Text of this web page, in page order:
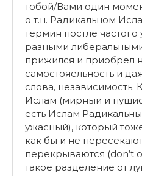
тобой/Вами один
о т.н. Радикальном
термин постле частого
разными
прижился и приобрел
самостояельность и
слова, независимость.
Ислам (мирныи и
есть Ислам
ужасный), который
как бы и не
перекрываются (don’t
такое разделение от